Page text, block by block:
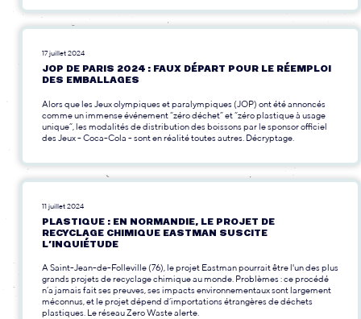
17 juillet 2024
JOP DE PARIS 2024 : FAUX DÉPART POUR LE RÉEMPLOI
DES EMBALLAGES
Alors que les Jeux olympiques et paralympiques (JOP) ont été annoncés
comme un immense événement “zéro déchet” et “zéro plastique à usage
unique”, les modalités de distribution des boissons par le sponsor officiel
des Jeux - Coca-Cola - sont en réalité toutes autres. Décryptage.
11 juillet 2024
PLASTIQUE : EN NORMANDIE, LE PROJET DE
RECYCLAGE CHIMIQUE EASTMAN SUSCITE
L’INQUIÉTUDE
A Saint-Jean-de-Folleville (76), le projet Eastman pourrait être l'un des plus
grands projets de recyclage chimique au monde. Problèmes : ce procédé
n’a jamais fait ses preuves, ses impacts environnementaux sont largement
méconnus, et le projet dépend d’importations étrangères de déchets
plastiques. Le réseau Zero Waste alerte.